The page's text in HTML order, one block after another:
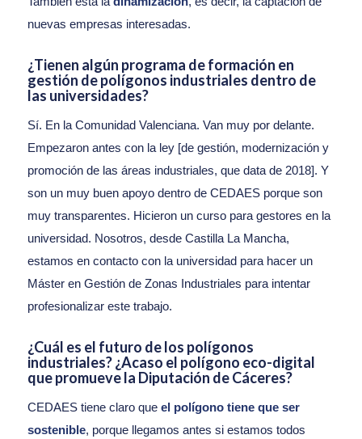
nuevas empresas interesadas.
¿Tienen algún programa de formación en
gestión de polígonos industriales dentro de
las universidades?
Sí. En la Comunidad Valenciana. Van muy por delante.
Empezaron antes con la ley [de gestión, modernización y
promoción de las áreas industriales, que data de 2018]. Y
son un muy buen apoyo dentro de CEDAES porque son
muy transparentes. Hicieron un curso para gestores en la
universidad. Nosotros, desde Castilla La Mancha,
estamos en contacto con la universidad para hacer un
Máster en Gestión de Zonas Industriales para intentar
profesionalizar este trabajo.
¿Cuál es el futuro de los polígonos
industriales? ¿Acaso el polígono eco-digital
que promueve la Diputación de Cáceres?
CEDAES tiene claro que el polígono tiene que ser
sostenible, porque llegamos antes si estamos todos